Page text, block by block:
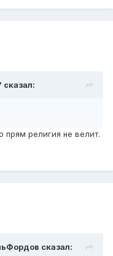
сказал:
прям религия не велит.
сказал: